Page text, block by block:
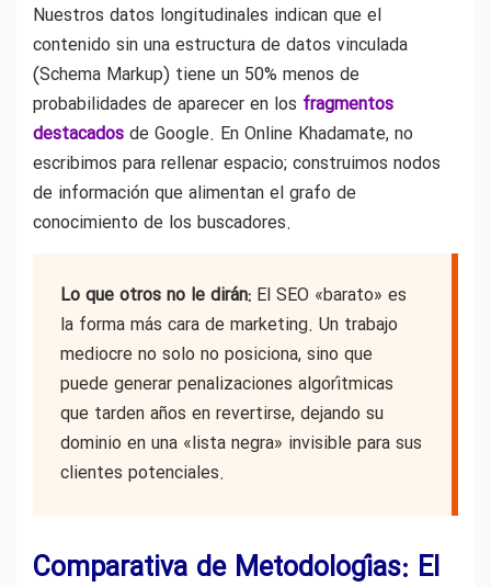
Nuestros datos longitudinales indican que el
contenido sin una estructura de datos vinculada
(Schema Markup) tiene un 50% menos de
probabilidades de aparecer en los fragmentos
destacados de Google. En Online Khadamate, no
escribimos para rellenar espacio; construimos nodos
de información que alimentan el grafo de
conocimiento de los buscadores.
Lo que otros no le dirán: El SEO «barato» es
la forma más cara de marketing. Un trabajo
mediocre no solo no posiciona, sino que
puede generar penalizaciones algorítmicas
que tarden años en revertirse, dejando su
dominio en una «lista negra» invisible para sus
clientes potenciales.
Comparativa de Metodologías: El